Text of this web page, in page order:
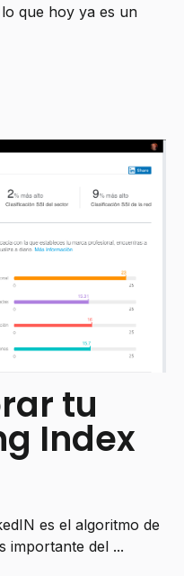
que hoy ya es un
tu
Index
es el algoritmo de
importante del ...